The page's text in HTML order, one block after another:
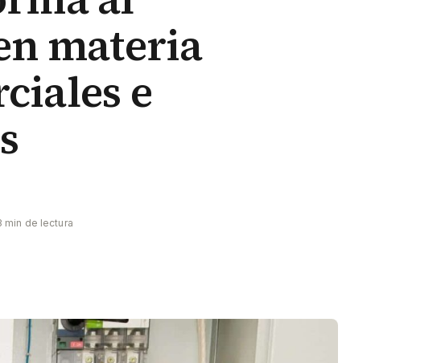
materia
e
min de lectura